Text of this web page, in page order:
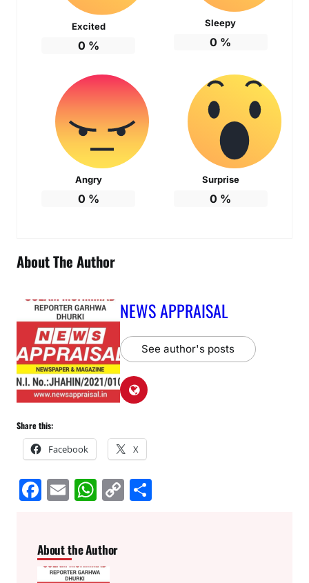
Excited
0 %
Sleepy
0 %
Angry
0 %
Surprise
0 %
About The Author
NEWS APPRAISAL
See author's posts
Share this:
Facebook X
F
e
E
l
W
s
C
About the Author